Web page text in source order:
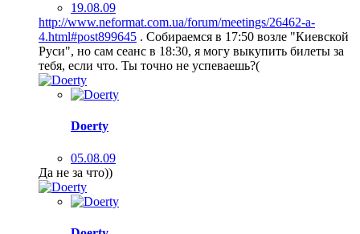
19.08.09
http://www.neformat.com.ua/forum/meetings/26462-a-
4.html#post899645 . Собираемся в 17:50 возле "Киевской
Руси", но сам сеанс в 18:30, я могу выкупить билеты за
тебя, если что. Ты точно не успеваешь?(
Doerty
05.08.09
Да не за что))